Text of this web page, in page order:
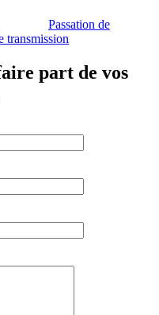
Passation de
transmission
part de vos